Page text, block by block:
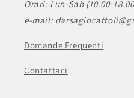
Orari: Lun-Sab (10.00-
e-mail:
Domande Frequenti
Contattaci